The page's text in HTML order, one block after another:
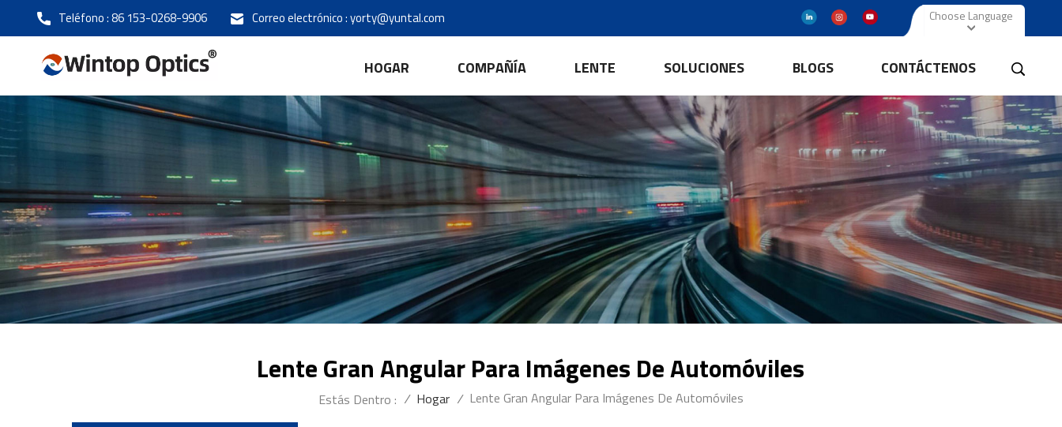
Teléfono :86 153-0268-9906 Correo electrónico :yorty@yuntal.com Choose Language
HOGAR COMPAÑÍA LENTE SOLUCIONES BLOGS CONTÁCTENOS
Lente Gran Angular Para Imágenes De Automóviles
Estás Dentro : / Hogar / Lente Gran Angular Para Imágenes De Automóviles